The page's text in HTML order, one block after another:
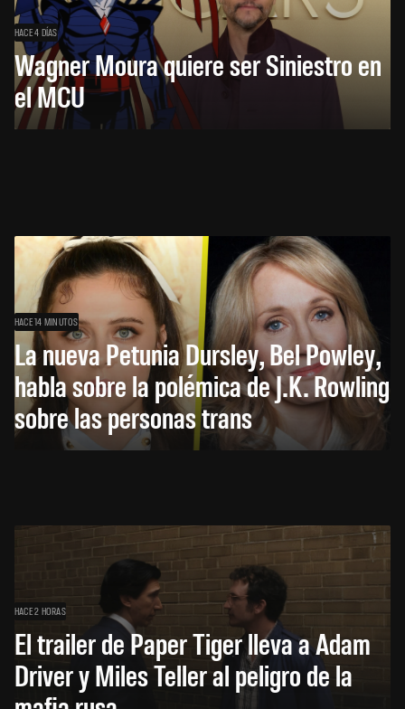
HACE 4 DÍAS
Wagner Moura quiere ser Siniestro en
el MCU
HACE 14 MINUTOS
La nueva Petunia Dursley, Bel Powley,
habla sobre la polémica de J.K. Rowling
sobre las personas trans
HACE 2 HORAS
El trailer de Paper Tiger lleva a Adam
Driver y Miles Teller al peligro de la